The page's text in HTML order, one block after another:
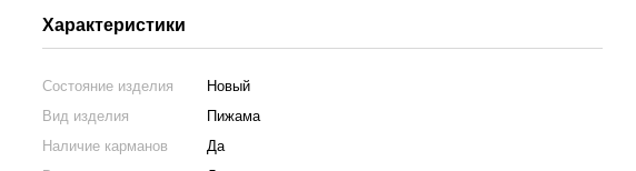
Характеристики
Состояние изделия
Новый
Вид изделия
Пижама
Наличие карманов
Да